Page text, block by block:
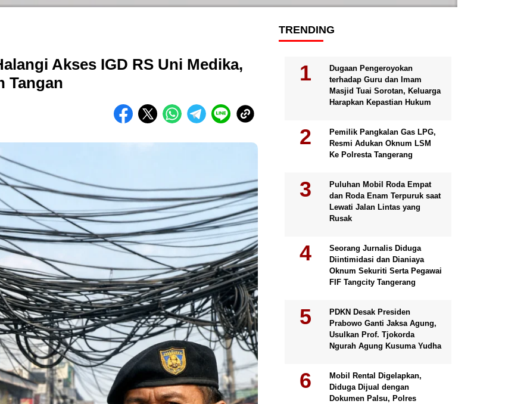
Akses IGD RS Uni Medika,
Tangan
TRENDING
Dugaan Pengeroyokan
terhadap Guru dan Imam
Masjid Tuai Sorotan, Keluarga
Harapkan Kepastian Hukum
Pemilik Pangkalan Gas LPG,
Resmi Adukan Oknum LSM
Ke Polresta Tangerang
Puluhan Mobil Roda Empat
dan Roda Enam Terpuruk saat
Lewati Jalan Lintas yang
Rusak
Seorang Jurnalis Diduga
Diintimidasi dan Dianiaya
Oknum Sekuriti Serta Pegawai
FIF Tangcity Tangerang
PDKN Desak Presiden
Prabowo Ganti Jaksa Agung,
Usulkan Prof. Tjokorda
Ngurah Agung Kusuma Yudha
Mobil Rental Digelapkan,
Diduga Dijual dengan
Dokumen Palsu, Polres